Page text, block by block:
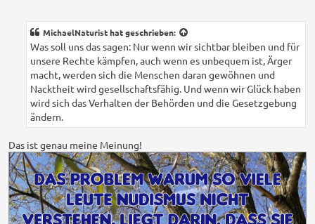
MichaelNaturisthat geschrieben:
Was soll uns das sagen: Nur wenn wir sichtbar bleiben und für
unsere Rechte kämpfen, auch wenn es unbequem ist, Ärger
macht, werden sich die Menschen daran gewöhnen und
Nacktheit wird gesellschaftsfähig. Und wenn wir Glück haben
wird sich das Verhalten der Behörden und die Gesetzgebung
ändern.
Das ist genau meine Meinung!